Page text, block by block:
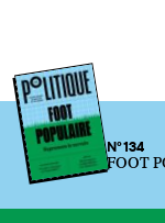
N°134
FOOT